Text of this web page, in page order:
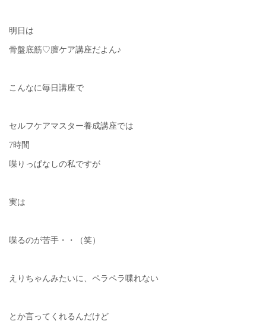
明日は
骨盤底筋♡膣ケア講座だよん♪
こんなに毎日講座で
セルフケアマスター養成講座では
7時間
喋りっぱなしの私ですが
実は
喋るのが苦手・・（笑）
えりちゃんみたいに、ペラペラ喋れない
とか言ってくれるんだけど